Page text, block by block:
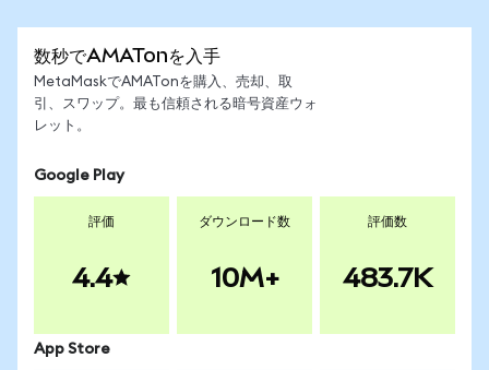
数秒でAMATonを入手
MetaMaskでAMATonを購入、売却、取
引、スワップ。最も信頼される暗号資産ウォ
レット。
Google Play
評価
4.4
ダウンロード数
10M+
評価数
483.7K
App Store